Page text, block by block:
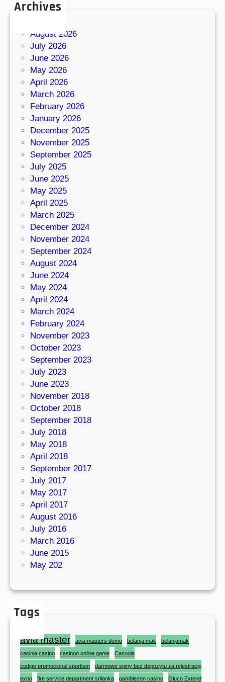
Archives
August 2026
July 2026
June 2026
May 2026
April 2026
March 2026
February 2026
January 2026
December 2025
November 2025
September 2025
July 2025
June 2025
May 2025
April 2025
March 2025
December 2024
November 2024
September 2024
August 2024
June 2024
May 2024
April 2024
March 2024
February 2024
November 2023
October 2023
September 2023
July 2023
June 2023
November 2018
October 2018
September 2018
July 2018
May 2018
April 2018
September 2017
July 2017
May 2017
April 2017
August 2016
July 2016
March 2016
June 2015
May 202
Tags
avia master avia masters demo belanja mak belanjamak
casinia casino casinon online game Casoola
codigo promocional sportium darmowe spiny bez depozytu za rejestrację
expo fire service department srilanka gamblezen casino Gluco Extend